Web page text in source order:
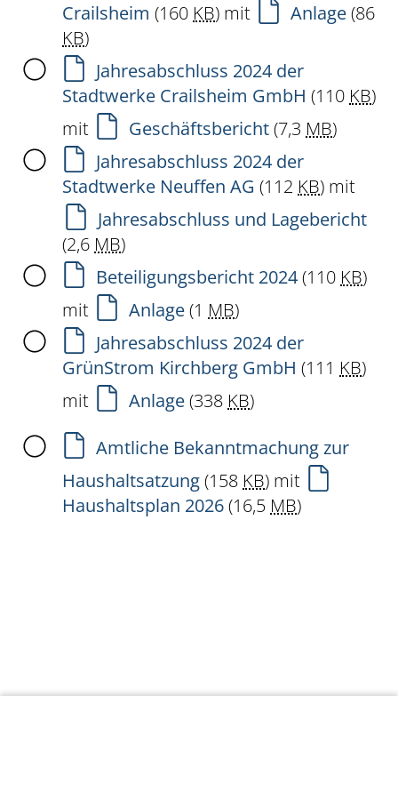
Crailsheim (160 KB) mit Anlage(86
KB)
Jahresabschluss 2024 der
Stadtwerke Crailsheim GmbH (110 KB)
mit
Geschäftsbericht(7,3 MB)
Jahresabschluss 2024 der
Stadtwerke Neuffen AG (112 KB) mit
Jahresabschluss und Lagebericht
(2,6 MB)
Beteiligungsbericht 2024(110 KB)
mit
Anlage(1 MB)
Jahresabschluss 2024 der
GrünStrom Kirchberg GmbH (111 KB)
mit
Anlage(338 KB)
Amtliche Bekanntmachung zur
Haushaltsatzung(158 KB) mit
Haushaltsplan 2026(16,5 MB)